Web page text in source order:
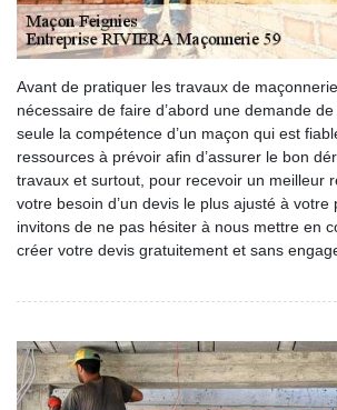
Avant de pratiquer les travaux de
nécessaire de faire d’abord une demande
seule la compétence d’un maçon qui est
ressources à prévoir afin d’assurer le bon
travaux et surtout, pour recevoir un meilleur
votre besoin d’un devis le plus ajusté à votre
invitons de ne pas hésiter à nous mettre en
créer votre devis gratuitement et sans